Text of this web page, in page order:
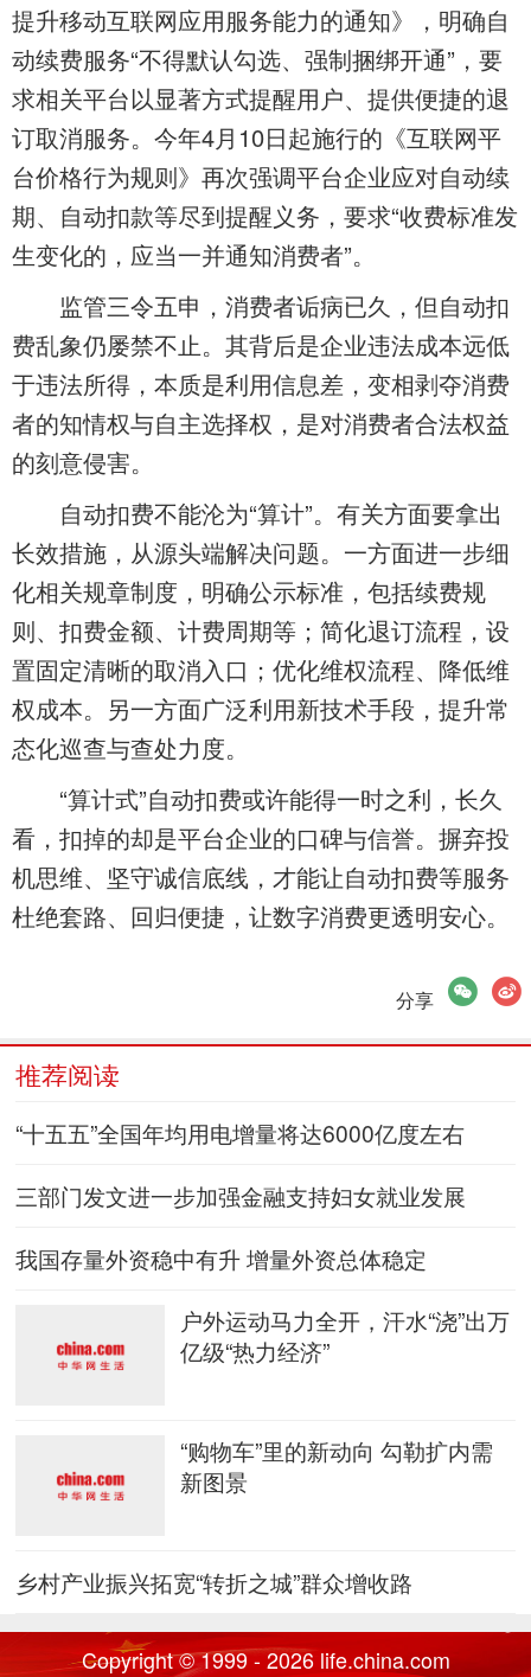
提升移动互联网应用服务能力的通知》，明确自
动续费服务“不得默认勾选、强制捆绑开通”，要
求相关平台以显著方式提醒用户、提供便捷的退
订取消服务。今年4月10日起施行的《互联网平
台价格行为规则》再次强调平台企业应对自动续
期、自动扣款等尽到提醒义务，要求“收费标准发
生变化的，应当一并通知消费者”。
监管三令五申，消费者诟病已久，但自动扣
费乱象仍屡禁不止。其背后是企业违法成本远低
于违法所得，本质是利用信息差，变相剥夺消费
者的知情权与自主选择权，是对消费者合法权益
的刻意侵害。
自动扣费不能沦为“算计”。有关方面要拿出
长效措施，从源头端解决问题。一方面进一步细
化相关规章制度，明确公示标准，包括续费规
则、扣费金额、计费周期等；简化退订流程，设
置固定清晰的取消入口；优化维权流程、降低维
权成本。另一方面广泛利用新技术手段，提升常
态化巡查与查处力度。
“算计式”自动扣费或许能得一时之利，长久
看，扣掉的却是平台企业的口碑与信誉。摒弃投
机思维、坚守诚信底线，才能让自动扣费等服务
杜绝套路、回归便捷，让数字消费更透明安心。
分享
微信微博
推荐阅读
“十五五”全国年均用电增量将达6000亿度左右
三部门发文进一步加强金融支持妇女就业发展
我国存量外资稳中有升 增量外资总体稳定
户外运动马力全开，汗水“浇”出万
亿级“热力经济”
“购物车”里的新动向 勾勒扩内需
新图景
乡村产业振兴拓宽“转折之城”群众增收路
Copyright © 1999 - 2026 life.china.com